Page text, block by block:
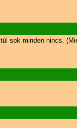
sok minden nincs.